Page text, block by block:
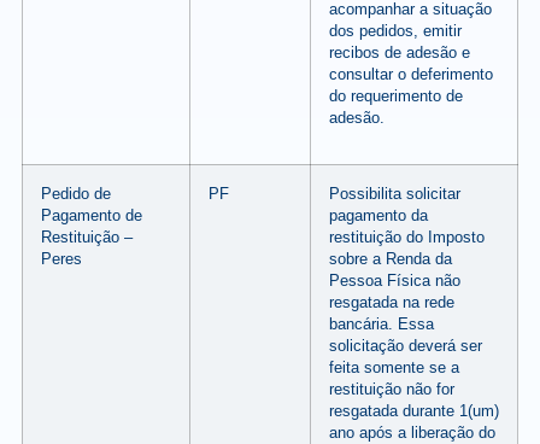
acompanhar a situação
dos pedidos, emitir
recibos de adesão e
consultar o deferimento
do requerimento de
adesão.
Pedido de
Pagamento de
Restituição –
Peres
PF
Possibilita solicitar
pagamento da
restituição do Imposto
sobre a Renda da
Pessoa Física não
resgatada na rede
bancária. Essa
solicitação deverá ser
feita somente se a
restituição não for
resgatada durante 1(um)
ano após a liberação do